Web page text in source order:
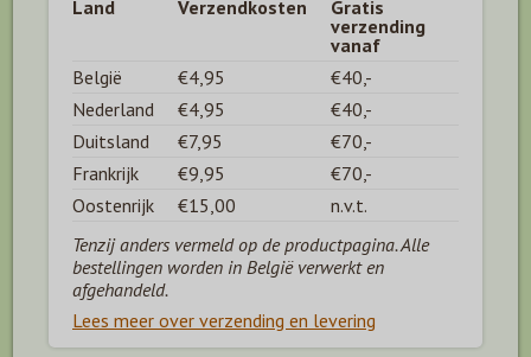
Land Verzendkosten
Gratis
verzending
vanaf
België
€4,95
€40,-
Nederland
€4,95
€40,-
Duitsland
€7,95
€70,-
Frankrijk
€9,95
€70,-
Oostenrijk
€15,00
n.v.t.
Tenzij anders vermeld op de productpagina. Alle
bestellingen worden in België verwerkt en
afgehandeld.
Lees meer over verzending en levering